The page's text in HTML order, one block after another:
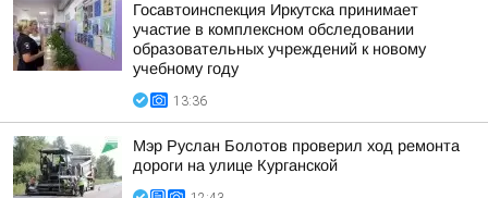
Госавтоинспекция Иркутска принимает
участие в комплексном обследовании
образовательных учреждений к новому
учебному году
13:36
Мэр Руслан Болотов проверил ход ремонта
дороги на улице Курганской